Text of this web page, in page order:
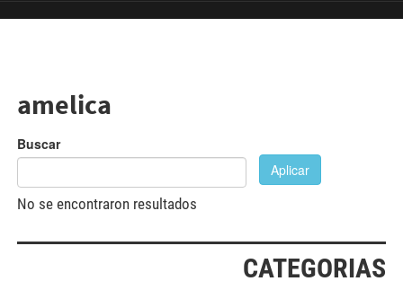
amelica
Buscar
Aplicar
No se encontraron resultados
CATEGORIAS